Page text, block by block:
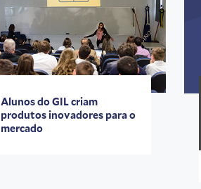
Alunos do GIL criam
produtos inovadores para o
mercado